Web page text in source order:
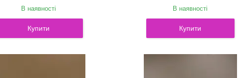
В наявності
Купити
В наявності
Купити